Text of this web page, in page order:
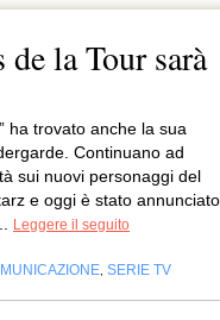
de la Tour sarà
ha trovato anche la sua
Continuano ad
sui nuovi personaggi del
e oggi è stato annunciato
Leggere il seguito
SERIE TV